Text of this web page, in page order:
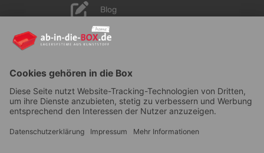
Blog
YouTube